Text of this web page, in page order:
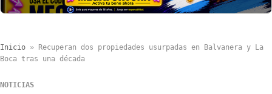
Inicio »
Recuperan dos propiedades usurpadas en Balvanera y La
Boca tras una década
NOTICIAS